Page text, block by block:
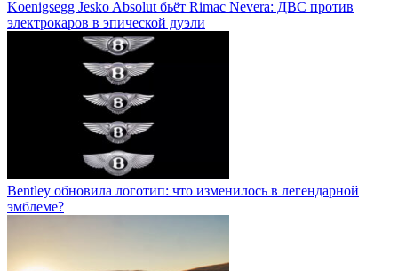
Koenigsegg Jesko Absolut бьёт Rimac Nevera: ДВС против
электрокаров в эпической дуэли
Bentley обновила логотип: что изменилось в легендарной
эмблеме?